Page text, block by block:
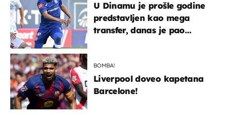
U Dinamu je prošle godine
predstavljen kao mega
transfer, danas je pao
BOMBA!
Liverpool doveo kapetana
Barcelone!